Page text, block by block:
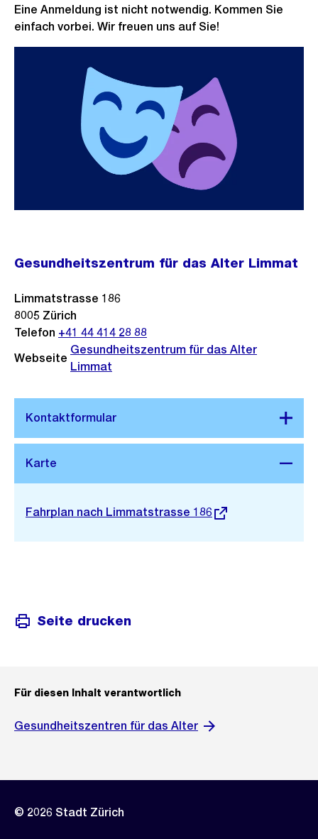
Eine Anmeldung ist nicht notwendig. Kommen Sie
einfach vorbei. Wir freuen uns auf Sie!
Gesundheitszentrum für das Alter Limmat
Stadtplan 3D
Externer
Fahrplan nach Limmatstrasse 186
Limmatstrasse 186
8005 Zürich
Telefon +41 44 414 28 88
Webseite
Gesundheitszentrum für das Alter
Limmat
Seite drucken
Für diesen Inhalt verantwortlich
Gesundheitszentren für das Alter
© 2026 Stadt Zürich